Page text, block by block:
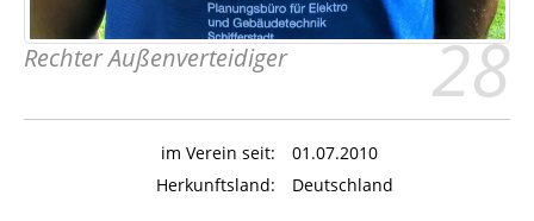
28
Rechter Außenverteidiger
im Verein seit:
01.07.2010
Herkunftsland:
Deutschland